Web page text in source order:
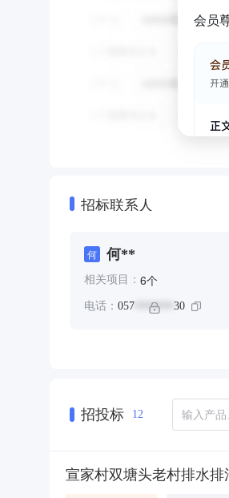
会员
招标联系人
何 何**
相关项目： 6个
电话： 057 ******* 30
招投标 12
宣家村双塘头老村排水